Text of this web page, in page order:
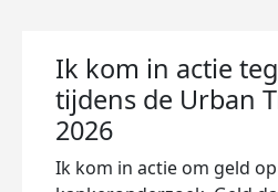
Ik kom in actie
tijdens de Urban
2026
Ik kom in actie om geld